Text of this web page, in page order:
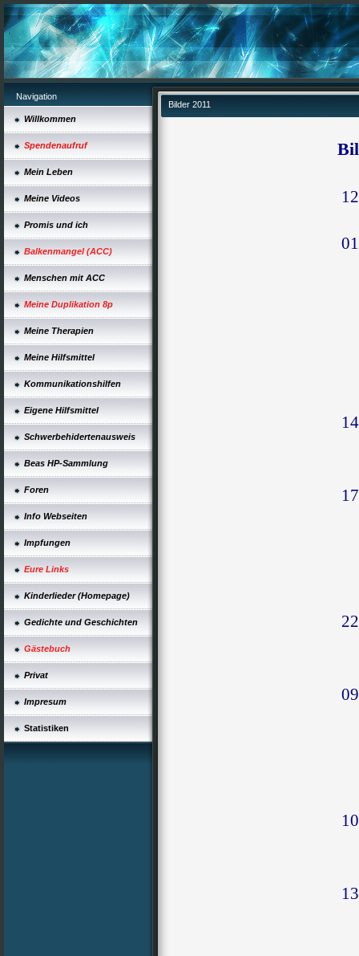
Navigation
Willkommen
Spendenaufruf
Mein Leben
Meine Videos
Promis und ich
Balkenmangel (ACC)
Menschen mit ACC
Meine Duplikation 8p
Meine Therapien
Meine Hilfsmittel
Kommunikationshilfen
Eigene Hilfsmittel
Schwerbehidertenausweis
Beas HP-Sammlung
Foren
Info Webseiten
Impfungen
Eure Links
Kinderlieder (Homepage)
Gedichte und Geschichten
Gästebuch
Privat
Impresum
Statistiken
Bilder 2011